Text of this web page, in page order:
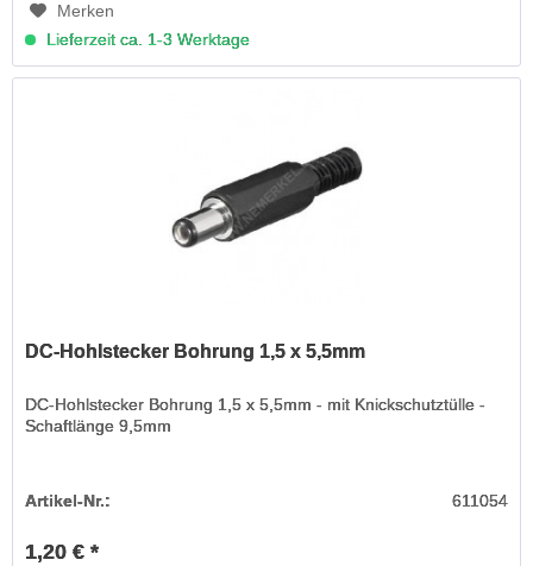
Merken
Lieferzeit ca. 1-3 Werktage
DC-Hohlstecker Bohrung 1,5 x 5,5mm
DC-Hohlstecker Bohrung 1,5 x 5,5mm - mit Knickschutztülle -
Schaftlänge 9,5mm
Artikel-Nr.: 611054
1,20 € *